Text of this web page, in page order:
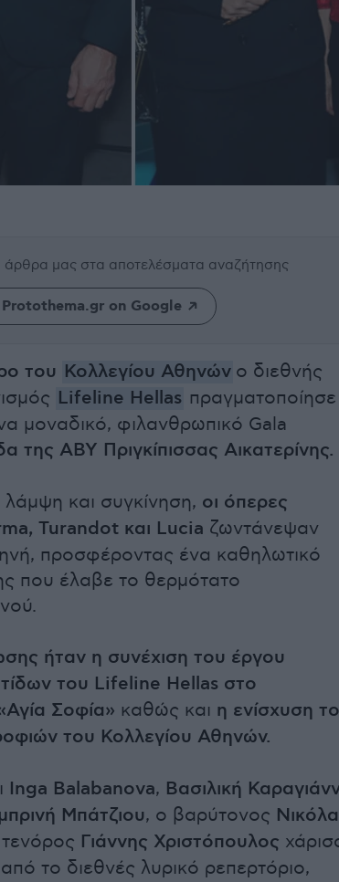
άρθρα μας στα αποτελέσματα αναζήτησης
on Google
του Κολλεγίου Αθηνών ο διεθνής
Lifeline Hellas πραγματοποίησε
μοναδικό, φιλανθρωπικό Gala
της ΑΒΥ Πριγκίπισσας Αικατερίνης.
και συγκίνηση, οι όπερες
Turandot και Lucia ζωντάνεψαν
προσφέροντας ένα καθηλωτικό
που έλαβε το θερμότατο
ήταν η συνέχιση του έργου
του Lifeline Hellas στο
Σοφία» καθώς και η ενίσχυση
του Κολλεγίου Αθηνών.
Inga Balabanova, Βασιλική
Μπάτζιου, ο βαρύτονος
Γιάννης Χριστόπουλος
το διεθνές λυρικό ρεπερτόριο,